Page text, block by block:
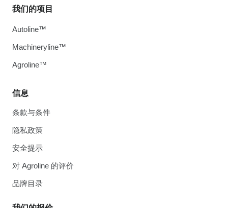
信息
条款与条件
隐私政策
安全提示
对 Agroline 的评价
品牌目录
我们的项目
Autoline™
Machineryline™
Agroline™